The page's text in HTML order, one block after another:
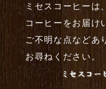
ミセスコーヒーは
コーヒーをお届け
ご不明な点などあ
お尋ねください。